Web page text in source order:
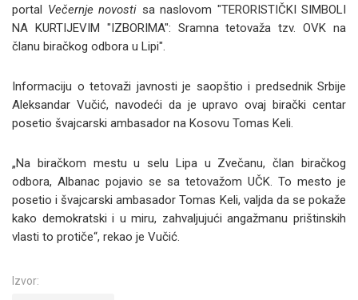
portal Večernje novosti sa naslovom "TERORISTIČKI SIMBOLI
NA KURTIJEVIM "IZBORIMA": Sramna tetovaža tzv. OVK na
članu biračkog odbora u Lipi".
Informaciju o tetovaži javnosti je saopštio i predsednik Srbije
Aleksandar Vučić, navodeći da je upravo ovaj birački centar
posetio švajcarski ambasador na Kosovu Tomas Keli.
„Na biračkom mestu u selu Lipa u Zvečanu, član biračkog
odbora, Albanac pojavio se sa tetovažom UČK. To mesto je
posetio i švajcarski ambasador Tomas Keli, valjda da se pokaže
kako demokratski i u miru, zahvaljujući angažmanu prištinskih
vlasti to protiče“, rekao je Vučić.
Izvor: